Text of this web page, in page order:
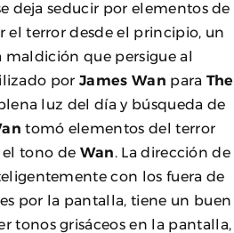
deja seducir por elementos de
el terror desde el principio, un
maldición que persigue al
porJames Wan para The
luz del día y búsqueda de
tomó elementos del terror
el tono de Wan
. La dirección de
con los fuera de
por la pantalla, tiene un buen
tonos grisáceos en la pantalla,